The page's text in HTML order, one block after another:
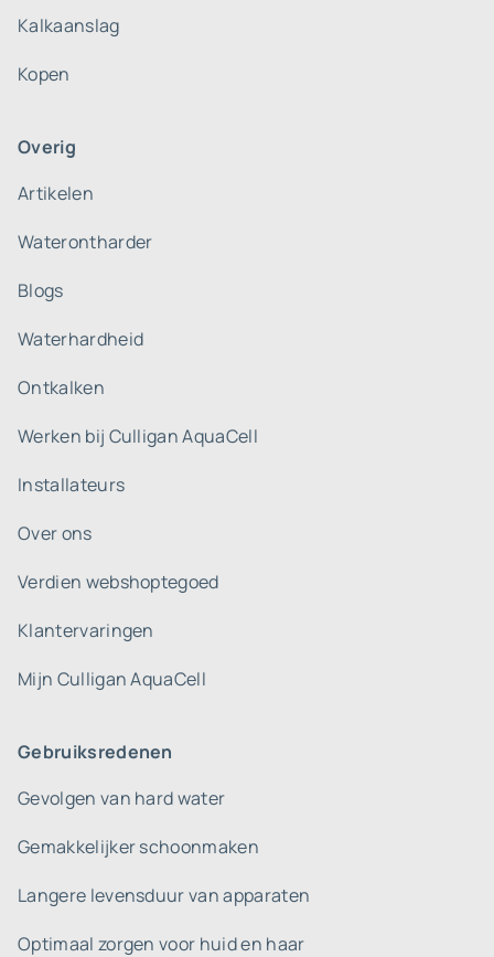
Kalkaanslag
Kopen
Overig
Artikelen
Waterontharder
Blogs
Waterhardheid
Ontkalken
Werken bij Culligan AquaCell
Installateurs
Over ons
Verdien webshoptegoed
Klantervaringen
Mijn Culligan AquaCell
Gebruiksredenen
Gevolgen van hard water
Gemakkelijker schoonmaken
Langere levensduur van apparaten
Optimaal zorgen voor huid en haar